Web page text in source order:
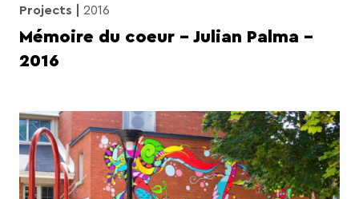
Projects 2016
Mémoire du coeur – Julian Palma –
2016